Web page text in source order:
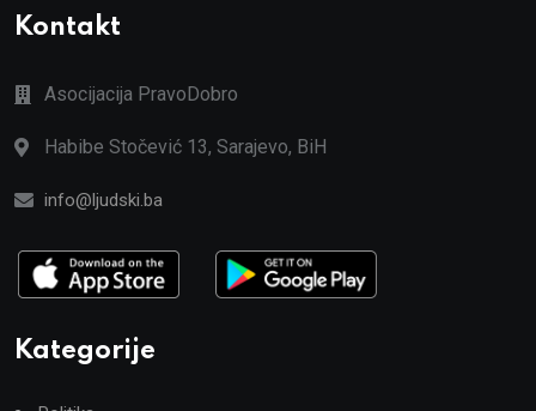
Kontakt
Asocijacija PravoDobro
Habibe Stočević 13, Sarajevo, BiH
info@ljudski.ba
Kategorije